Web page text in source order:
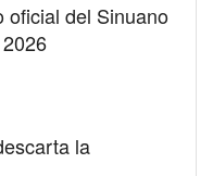
oficial del Sinuano
la